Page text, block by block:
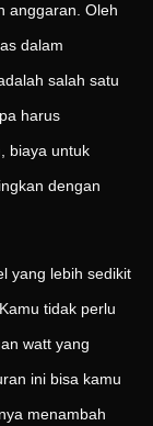
anggaran. Oleh
dalam
salah satu
harus
biaya untuk
dengan
yang lebih sedikit
tidak perlu
watt yang
ini bisa kamu
menambah